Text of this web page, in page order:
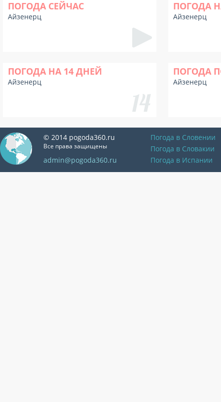
ПОГОДА СЕЙЧАС
Айзенерц
ПОГОДА
Айзенерц
ПОГОДА НА 14 ДНЕЙ
Айзенерц
ПОГОДА
Айзенерц
© 2014 pogoda360.ru
Все права защищены
admin@pogoda360.ru
Погода в Словении
Погода в Словакии
Погода в Испании